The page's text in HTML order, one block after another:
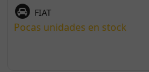
FIAT
Pocas unidades en stock